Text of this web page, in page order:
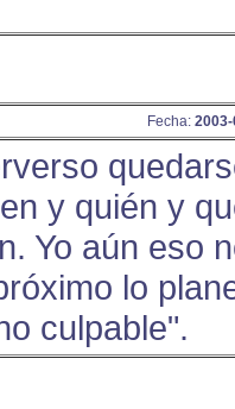
Fecha:
y quién y
Yo aún eso
lo
culpable".